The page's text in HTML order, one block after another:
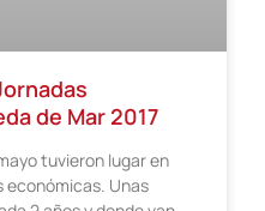
de Mar 2017
tuvieron lugar en
económicas. Unas